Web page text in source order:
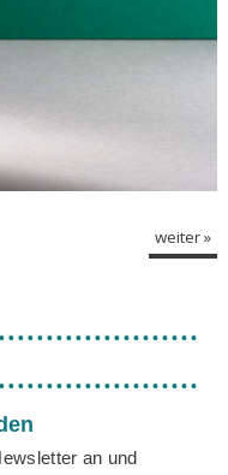
weiter »
an und